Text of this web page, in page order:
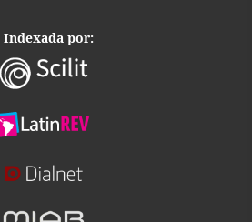
Indexada por: